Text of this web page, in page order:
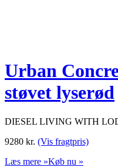
Urban
støvet lyserød
DIESEL LIVING WITH
9280 kr. (Vis fragtpris)
Læs mere »Køb nu »